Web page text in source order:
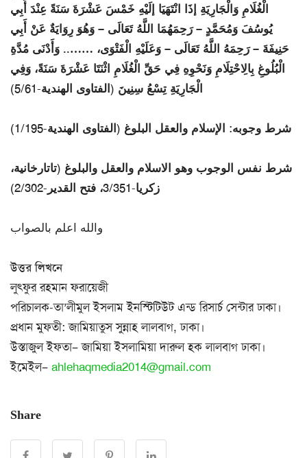
الْغُلَامِ وَالْجَارِيَةِ إذَا انْتَهَيَا إلَيْهِ خَمْسَ عَشْرَةَ سَنَةً عِنْدَ أَبِي
يُوسُفَ وَمُحَمَّدٍ – رَحِمَهُمَا اللَّهُ تَعَالَى – وَهُوَ رِوَايَةٌ عَنْ أَبِي
حَنِيفَةَ – رَحِمَهُ اللَّهُ تَعَالَى – وَعَلَيْهِ الْفَتْوَى، …….. وَأَدْنَى مُدَّةِ
الْبُلُوغِ بِالِاحْتِلَامِ وَنَحْوِهِ فِي حَقِّ الْغُلَامِ اثْنَتَا عَشْرَةَ سَنَةً، وَفِي
الْجَارِيَةِ تِسْعُ سِنِينَ (الفتاوى الهندية-5/61)
شرط وجوبه: الإسلام والعقل البلوغ (الفتاوى الهندية-1/195)
شرط نفس الوجوب وهو الاسلام والعقل والبلوغ (تاتارخانية،
زكريا-3/351، فتح القدير-2/302)
والله اعلم بالصواب
উত্তর লিখনে
লুৎফুর রহমান ফরায়েজী
পরিচালক-তা’লীমুল ইসলাম ইনস্টিটিউট এন্ড রিসার্চ সেন্টার ঢাকা।
প্রধান মুফতী: জামিয়াতুস সুন্নাহ লালবাগ, ঢাকা।
উস্তাজুল ইফতা– জামিয়া ইসলামিয়া দারুল হক লালবাগ ঢাকা।
ইমেইল– ahlehaqmedia2014@gmail.com
Share